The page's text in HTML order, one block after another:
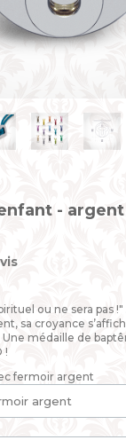
-
ou ne sera pas
sa croyance
Une médaille de
!
fermoir argent